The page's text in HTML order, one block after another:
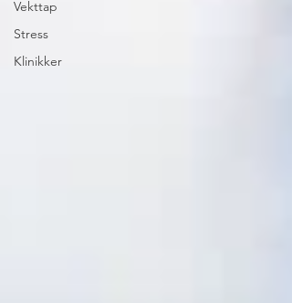
Vekttap
Stress
Klinikker